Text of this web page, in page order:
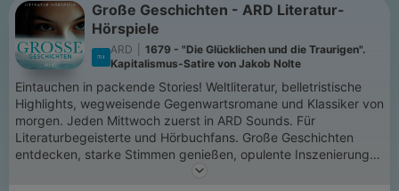
Große Geschichten - ARD Literatur-
Hörspiele
ARD
1679 - "Die Glücklichen und die Traurigen".
Kapitalismus-Satire von Jakob Nolte
Eintauchen in packende Stories! Weltliteratur, belletristische
Highlights, wegweisende Gegenwartsromane und Klassiker von
morgen. Jeden Mittwoch zuerst in ARD Sounds. Für
Literaturbegeisterte und Hörbuchfans. Große Geschichten
entdecken, starke Stimmen genießen, opulente Inszenierungen
erleben. "Podcast merken" und nichts verpassen!